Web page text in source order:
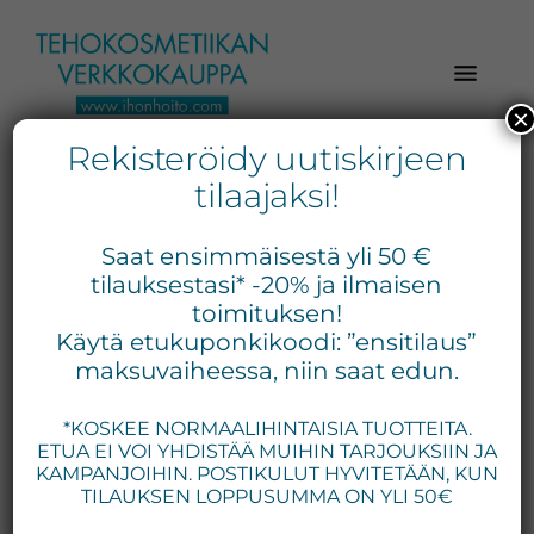
pääsisältöön
ensisijaiseen
sivupalkkiin
alatunnisteeseen
Ihonhoito.com
Kosmetiikan
verkkokauppa
Tilaa
tänään
Verkkokaupasta
tuotteet:
Exuviance,
Medik8,
Priori,
Bion,
Gernétic,
Rekisteröidy uutiskirjeen
tilaajaksi!
Saat ensimmäisestä yli 50 €
tilauksestasi* -20% ja ilmaisen
toimituksen!
Käytä etukuponkikoodi: ”ensitilaus”
maksuvaiheessa, niin saat edun.
*KOSKEE NORMAALIHINTAISIA TUOTTEITA.
ETUA EI VOI YHDISTÄÄ MUIHIN TARJOUKSIIN JA
KAMPANJOIHIN. POSTIKULUT HYVITETÄÄN, KUN
TILAUKSEN LOPPUSUMMA ON YLI 50€
×